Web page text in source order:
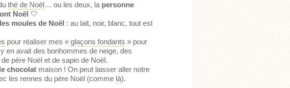
thé de Noël… ou les deux, la personne
Noël 🤍
moules de Noël : au lait, noir, blanc, tout est
pour réaliser mes «glaçons fondants » pour
en avait des bonhommes de neige, des
père Noël et de sapin de Noël.
chocolat maison ! On peut laisser aller notre
les rennes du père Noël (comme là).